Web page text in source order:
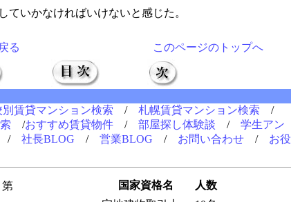
ていかなければいけないと感じた。
る このページのトップへ
賃貸マンション検索 / 札幌賃貸マンション検索 /
/おすすめ賃貸物件 / 部屋探し体験談 / 学生アン
/ 社長BLOG / 営業BLOG / お問い合わせ / お役
国家資格名
人数